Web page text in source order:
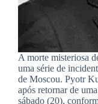
A morte misteriosa
uma série de
de Moscou. Pyotr
após retornar de
sábado (20),